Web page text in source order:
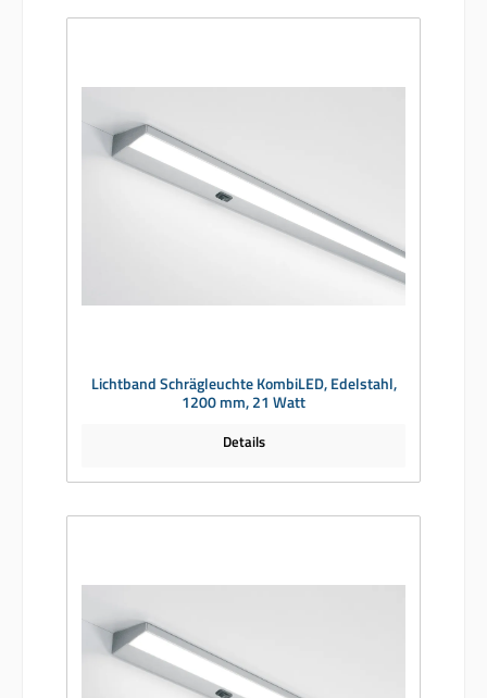
Lichtband Schrägleuchte KombiLED, Edelstahl,
1200 mm, 21 Watt
Details